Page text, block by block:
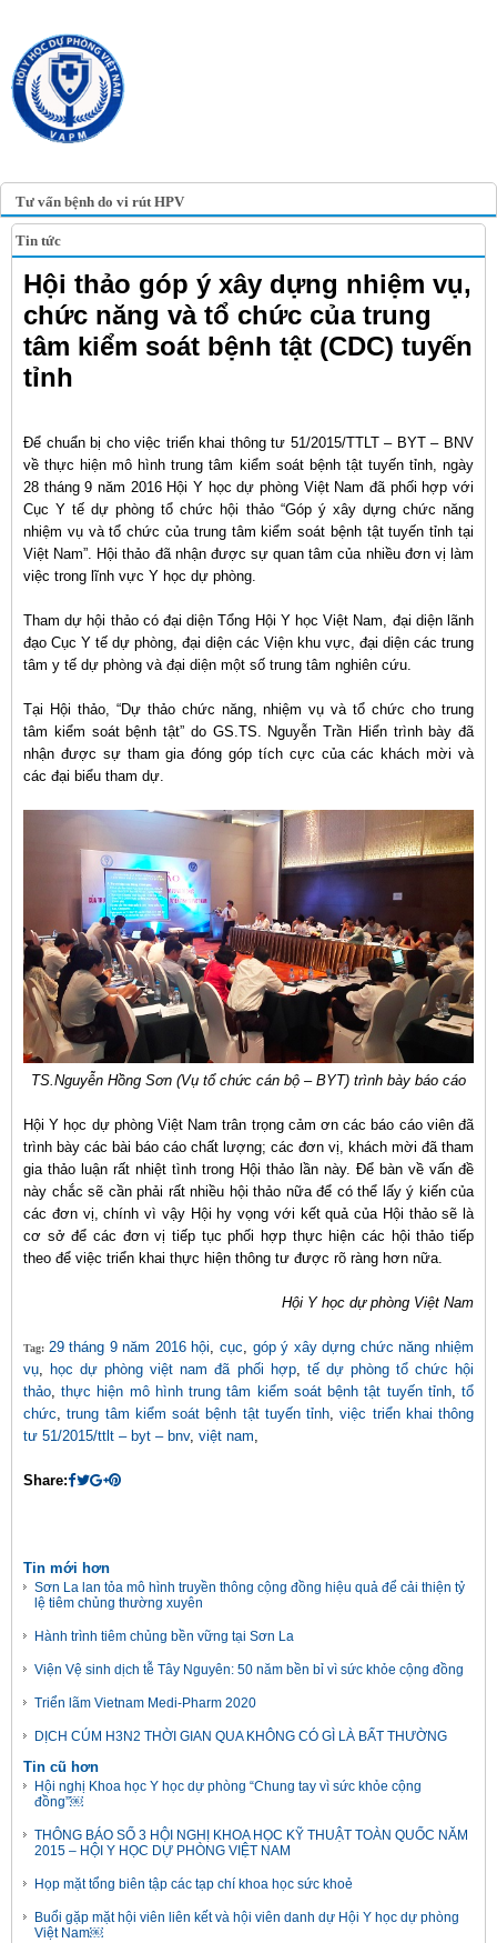
Tư vấn bệnh do vi rút HPV
Tin tức
Hội thảo góp ý xây dựng nhiệm vụ,
chức năng và tổ chức của trung
tâm kiểm soát bệnh tật (CDC) tuyến
tỉnh
Để chuẩn bị cho việc triển khai thông tư 51/2015/TTLT – BYT – BNV
về thực hiện mô hình trung tâm kiểm soát bệnh tật tuyến tỉnh, ngày
28 tháng 9 năm 2016 Hội Y học dự phòng Việt Nam đã phối hợp với
Cục Y tế dự phòng tổ chức hội thảo “Góp ý xây dựng chức năng
nhiệm vụ và tổ chức của trung tâm kiểm soát bệnh tật tuyến tỉnh tại
Việt Nam”. Hội thảo đã nhận được sự quan tâm của nhiều đơn vị làm
việc trong lĩnh vực Y học dự phòng.
Tham dự hội thảo có đại diện Tổng Hội Y học Việt Nam, đại diện lãnh
đạo Cục Y tế dự phòng, đại diện các Viện khu vực, đại diện các trung
tâm y tế dự phòng và đại diện một số trung tâm nghiên cứu.
Tại Hội thảo, “Dự thảo chức năng, nhiệm vụ và tổ chức cho trung
tâm kiểm soát bệnh tật” do GS.TS. Nguyễn Trần Hiển trình bày đã
nhận được sự tham gia đóng góp tích cực của các khách mời và
các đại biểu tham dự.
TS.Nguyễn Hồng Sơn (Vụ tổ chức cán bộ – BYT) trình bày báo cáo
Hội Y học dự phòng Việt Nam trân trọng cảm ơn các báo cáo viên đã
trình bày các bài báo cáo chất lượng; các đơn vị, khách mời đã tham
gia thảo luận rất nhiệt tình trong Hội thảo lần này. Để bàn về vấn đề
này chắc sẽ cần phải rất nhiều hội thảo nữa để có thể lấy ý kiến của
các đơn vị, chính vì vậy Hội hy vọng với kết quả của Hội thảo sẽ là
cơ sở để các đơn vị tiếp tục phối hợp thực hiện các hội thảo tiếp
theo để việc triển khai thực hiện thông tư được rõ ràng hơn nữa.
Hội Y học dự phòng Việt Nam
Tag: 29 tháng 9 năm 2016 hội,cục, góp ý xây dựng chức năng nhiệm
vụ, học dự phòng việt nam đã phối hợp, tế dự phòng tổ chức hội
thảo,thực hiện mô hình trung tâm kiểm soát bệnh tật tuyến tỉnh,tổ
chức,trung tâm kiểm soát bệnh tật tuyến tỉnh,việc triển khai thông
tư 51/2015/ttlt – byt – bnv, việt nam,
Share:
Tin mới hơn
Sơn La lan tỏa mô hình truyền thông cộng đồng hiệu quả để cải thiện tỷ
lệ tiêm chủng thường xuyên
Hành trình tiêm chủng bền vững tại Sơn La
Viện Vệ sinh dịch tễ Tây Nguyên: 50 năm bền bỉ vì sức khỏe cộng đồng
Triển lãm Vietnam Medi-Pharm 2020
DỊCH CÚM H3N2 THỜI GIAN QUA KHÔNG CÓ GÌ LÀ BẤT THƯỜNG
Tin cũ hơn
Hội nghị Khoa học Y học dự phòng “Chung tay vì sức khỏe cộng
đồng”￼
THÔNG BÁO SỐ 3 HỘI NGHỊ KHOA HỌC KỸ THUẬT TOÀN QUỐC NĂM
2015 – HỘI Y HỌC DỰ PHÒNG VIỆT NAM
Họp mặt tổng biên tập các tạp chí khoa học sức khoẻ
Buổi gặp mặt hội viên liên kết và hội viên danh dự Hội Y học dự phòng
Việt Nam￼